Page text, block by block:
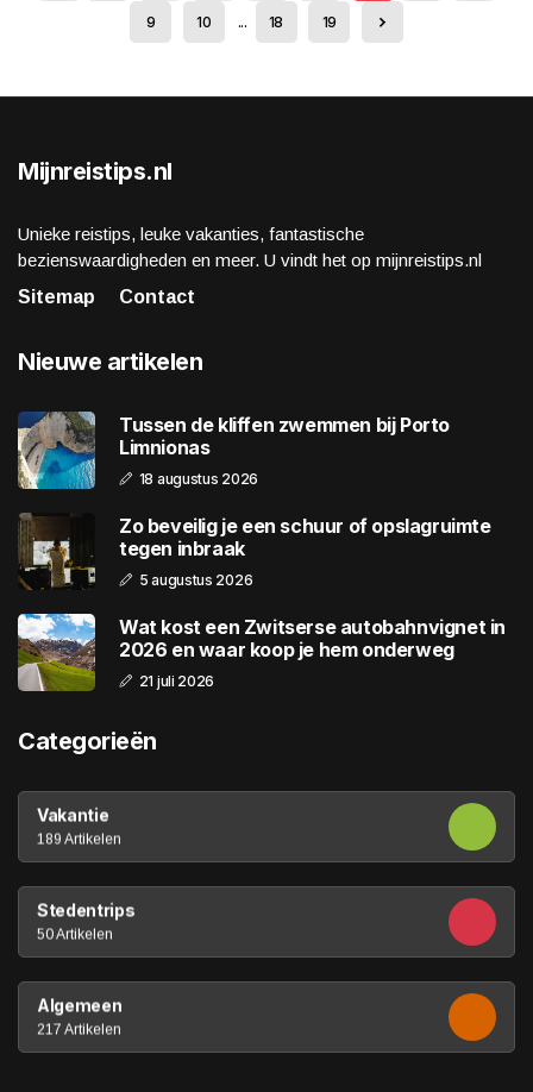
9 10 ... 18 19
Mijnreistips.nl
Unieke reistips, leuke vakanties, fantastische
bezienswaardigheden en meer. U vindt het op mijnreistips.nl
Sitemap
Contact
Nieuwe artikelen
Tussen de kliffen zwemmen bij Porto
Limnionas
18 augustus 2026
Zo beveilig je een schuur of opslagruimte
tegen inbraak
5 augustus 2026
Wat kost een Zwitserse autobahnvignet in
2026 en waar koop je hem onderweg
21 juli 2026
Categorieën
Vakantie
189 Artikelen
Stedentrips
50 Artikelen
Algemeen
217 Artikelen